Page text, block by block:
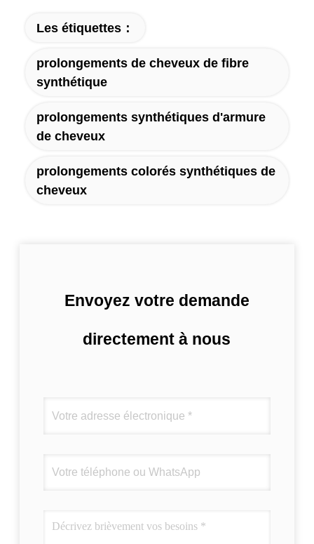
Les étiquettes：
prolongements de cheveux de fibre
synthétique
prolongements synthétiques d'armure
de cheveux
prolongements colorés synthétiques de
cheveux
Envoyez votre demande
directement à nous